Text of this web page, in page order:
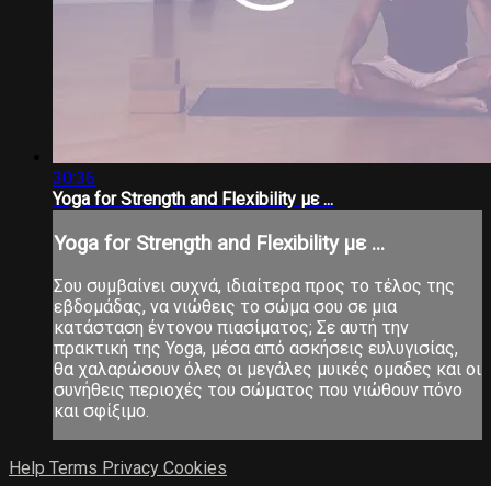
30:36
Yoga for Strength and Flexibility με ...
Yoga for Strength and Flexibility με ...
Σου συμβαίνει συχνά, ιδιαίτερα προς το τέλος της
εβδομάδας, να νιώθεις το σώμα σου σε μια
κατάσταση έντονου πιασίματος; Σε αυτή την
πρακτική της Yoga, μέσα από ασκήσεις ευλυγισίας,
θα χαλαρώσουν όλες οι μεγάλες μυικές ομαδες και οι
συνήθεις περιοχές του σώματος που νιώθουν πόνο
και σφίξιμο.
Help Terms Privacy Cookies